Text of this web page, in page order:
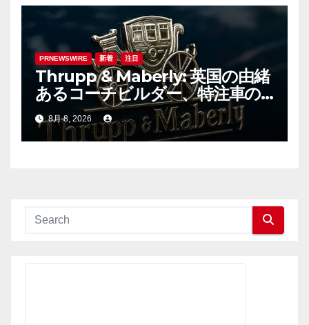
PRNEWSWIRE 新着 注目
Thrupp & Maberly: 英国の由緒
あるコーチビルダー、特注車の
新時代へ
8月 8, 2026